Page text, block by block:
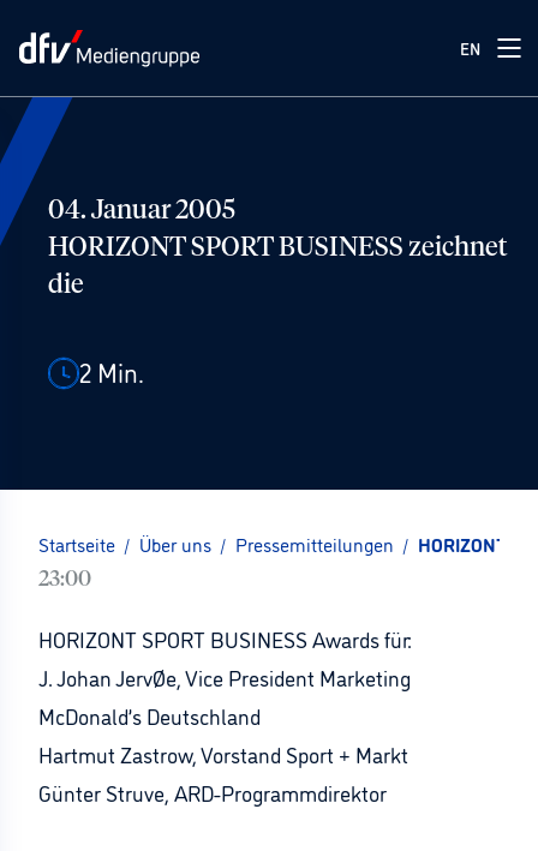
EN
04. Januar 2005
HORIZONT SPORT BUSINESS zeichnet
die
2 Min.
Startseite / Über uns / Pressemitteilungen / HORIZONT
23:00
HORIZONT SPORT BUSINESS Awards für:
J. Johan JervØe, Vice President Marketing
McDonald’s Deutschland
Hartmut Zastrow, Vorstand Sport + Markt
Günter Struve, ARD-Programmdirektor